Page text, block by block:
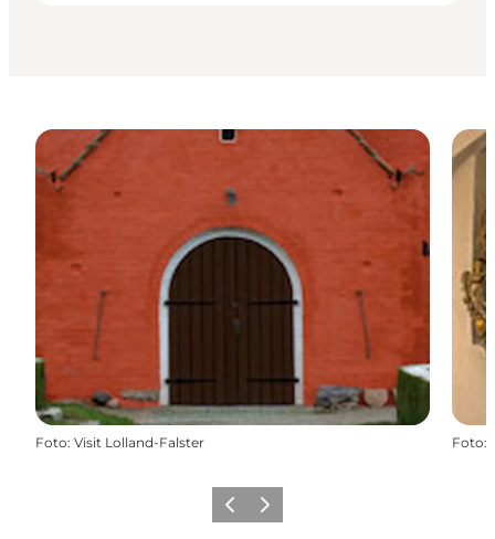
Foto: Visit Lolland-Falster Foto:
ZurückWeiter